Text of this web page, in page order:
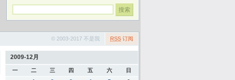
RSS 订阅
© 2003-2017 不是我
2009-12月
一 二 三 四 五 六 日